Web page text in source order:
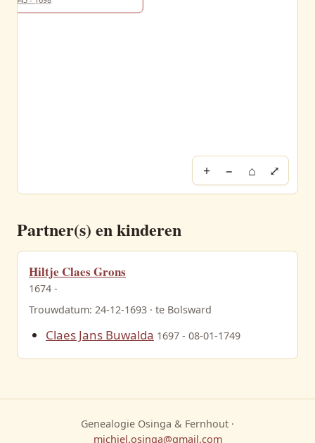
+ − ⌂ ⤢
Partner(s) en kinderen
Hiltje Claes Grons
1674 -
Trouwdatum: 24-12-1693 · te Bolsward
Claes Jans Buwalda 1697 - 08-01-1749
Genealogie Osinga & Fernhout ·
michiel.osinga@gmail.com